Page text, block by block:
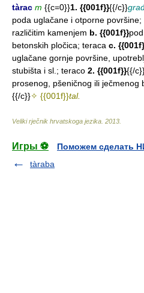
tàrac m {{c=0}}1. {{001f}}{{/c}}
poda uglačane i otporne
različitim kamenjem b. {{001f}}
betonskih pločica; teraca c.
uglačane gornje površine,
stubišta i sl.; teraco 2. {{001f}}{{/
prosenog, pšeničnog ili ječmenog
{{/c}}✧ {{001f}}tal.
Veliki rječnik hrvatskoga jezika 2013
Игры ⚽
Поможем сделать
tàraba